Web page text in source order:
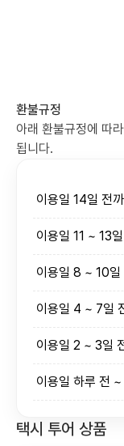
환불규정
아래 환불규정에 따
됩니다.
이용일 14일 전
이용일 11 ~ 13
이용일 8 ~ 10일
이용일 4 ~ 7일
이용일 2 ~ 3일
이용일 하루 전 ~
택시 투어 상품